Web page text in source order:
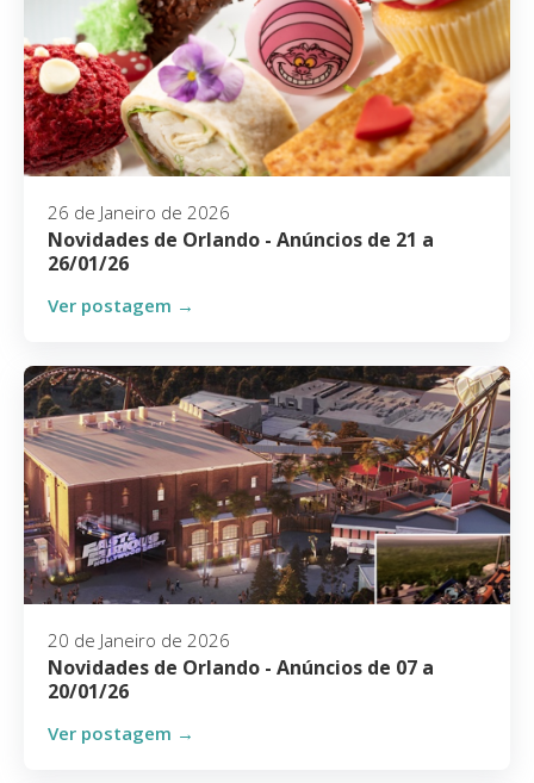
26 de Janeiro de 2026
Novidades de Orlando - Anúncios de 21 a
26/01/26
Ver postagem →
20 de Janeiro de 2026
Novidades de Orlando - Anúncios de 07 a
20/01/26
Ver postagem →